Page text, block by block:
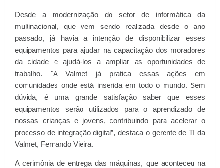
Desde a modernização do setor de informática da
multinacional, que vem sendo realizada desde o ano
passado, já havia a intenção de disponibilizar esses
equipamentos para ajudar na capacitação dos moradores
da cidade e ajudá-los a ampliar as oportunidades de
trabalho. "A Valmet já pratica essas ações em
comunidades onde está inserida em todo o mundo. Sem
dúvida, é uma grande satisfação saber que esses
equipamentos serão utilizados para o aprendizado de
nossas crianças e jovens, contribuindo para acelerar o
processo de integração digital”, destaca o gerente de TI da
Valmet, Fernando Vieira.
A cerimônia de entrega das máquinas, que aconteceu na